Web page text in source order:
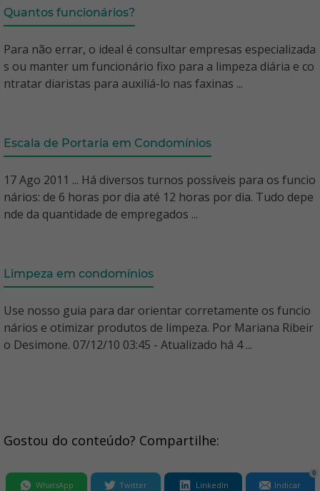
Quantos funcionários?
Para não errar, o ideal é consultar empresas especializada
s ou manter um funcionário fixo para a limpeza diária e co
ntratar diaristas para auxiliá-lo nas faxinas ...
Escala de Portaria em Condomínios
17 Ago 2011 ... Há diversos turnos possíveis para os funcio
nários: de 6 horas por dia até 12 horas por dia. Tudo depe
nde da quantidade de empregados ...
Limpeza em condomínios
Use nosso guia para dar orientar corretamente os funcio
nários e otimizar produtos de limpeza. Por Mariana Ribeir
o Desimone. 07/12/10 03:45 - Atualizado há 4 ...
Gostou do conteúdo? Compartilhe:
WhatsApp Twitter LinkedIn Indicar
0